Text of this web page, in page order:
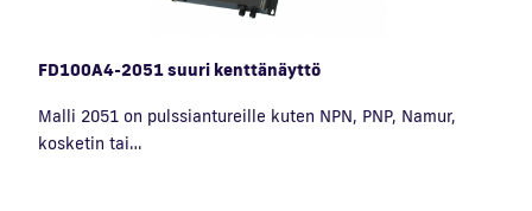
FD100A4-2051 suuri kenttänäyttö
Malli 2051 on pulssiantureille kuten NPN, PNP, Namur,
kosketin tai…